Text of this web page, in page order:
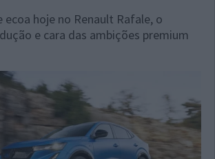
ecoa hoje no Renault Rafale, o
e cara das ambições premium